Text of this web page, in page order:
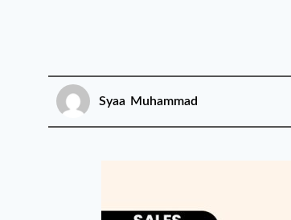
Syaa Muhammad